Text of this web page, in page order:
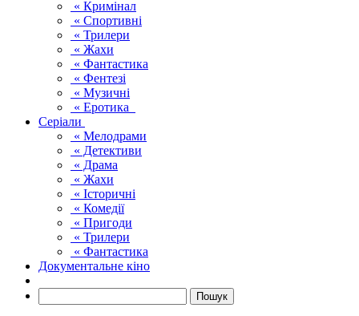
« Кримінал
« Спортивні
« Трилери
« Жахи
« Фантастика
« Фентезі
« Музичні
« Еротика
Серіали
« Мелодрами
« Детективи
« Драма
« Жахи
« Історичні
« Комедії
« Пригоди
« Трилери
« Фантастика
Документальне кіно
Пошук